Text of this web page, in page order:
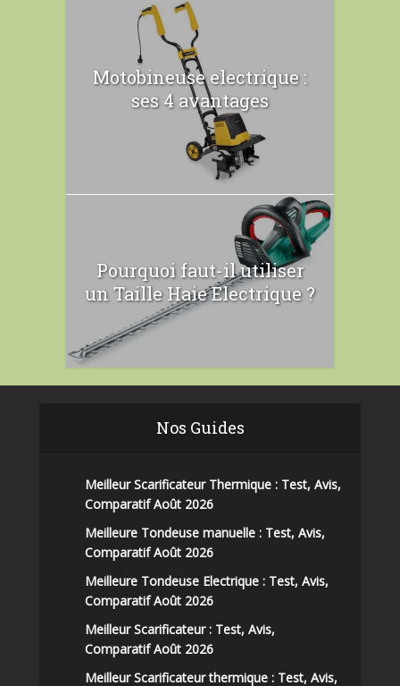
Motobineuse electrique :
ses 4 avantages
Pourquoi faut-il utiliser
un Taille Haie Electrique ?
Nos Guides
Meilleur Scarificateur Thermique : Test, Avis,
Comparatif Août 2026
Meilleure Tondeuse manuelle : Test, Avis,
Comparatif Août 2026
Meilleure Tondeuse Electrique : Test, Avis,
Comparatif Août 2026
Meilleur Scarificateur : Test, Avis,
Comparatif Août 2026
Meilleur Scarificateur thermique : Test, Avis,